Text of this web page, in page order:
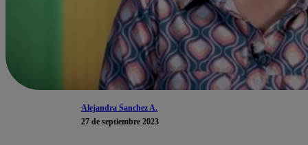
Alejandra Sanchez A.
27 de septiembre 2023